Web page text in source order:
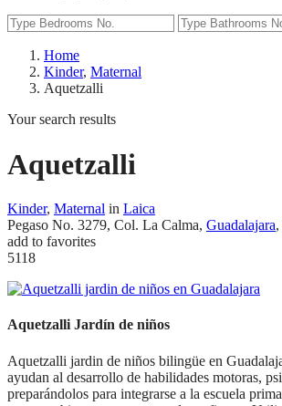
Home
Kinder, Maternal
Aquetzalli
Your search results
Aquetzalli
Kinder, Maternal in Laica
Pegaso No. 3279, Col. La Calma, Guadalajara,
add to favorites
5118
Aquetzalli Jardín de niños
Aquetzalli jardin de niños bilingüe en
ayudan al desarrollo de habilidades motoras,
preparándolos para integrarse a la escuela